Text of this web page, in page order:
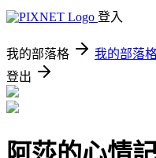
登入
我的部落格 我的部落
登出